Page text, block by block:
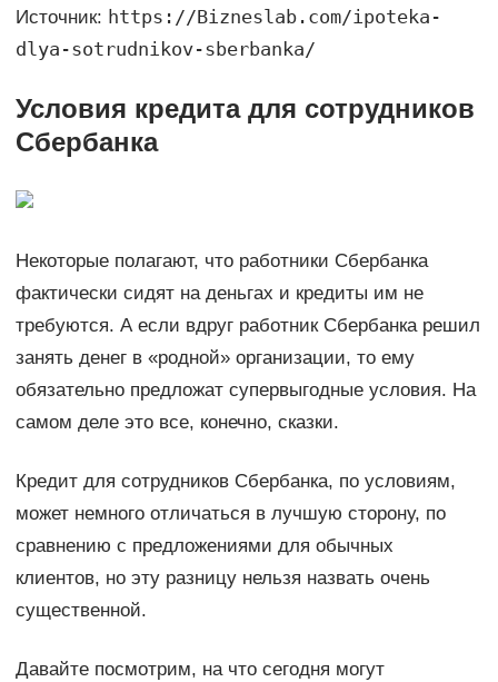
Источник: https://Bizneslab.com/ipoteka-
dlya-sotrudnikov-sberbanka/
Условия кредита для сотрудников
Сбербанка
Некоторые полагают, что работники Сбербанка
фактически сидят на деньгах и кредиты им не
требуются. А если вдруг работник Сбербанка решил
занять денег в «родной» организации, то ему
обязательно предложат супервыгодные условия. На
самом деле это все, конечно, сказки.
Кредит для сотрудников Сбербанка, по условиям,
может немного отличаться в лучшую сторону, по
сравнению с предложениями для обычных
клиентов, но эту разницу нельзя назвать очень
существенной.
Давайте посмотрим, на что сегодня могут